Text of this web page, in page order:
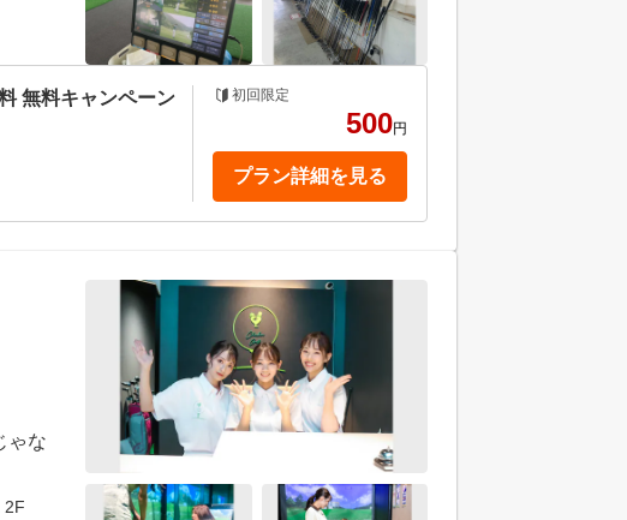
無料キャンペーン
初回限定
500円
プラン詳細を見る
ゃな
2F